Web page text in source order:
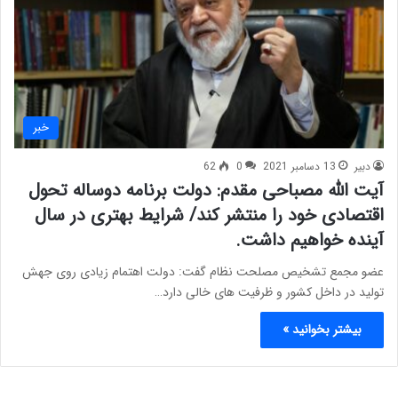
خبر
دبیر 13 دسامبر 2021 0
62
آیت الله مصباحی مقدم: دولت برنامه دوساله تحول
اقتصادی خود را منتشر کند/ شرایط بهتری در سال
آینده خواهیم داشت.
عضو مجمع تشخیص مصلحت نظام گفت: دولت اهتمام زیادی روی جهش
تولید در داخل کشور و ظرفیت های خالی دارد…
بیشتر بخوانید »